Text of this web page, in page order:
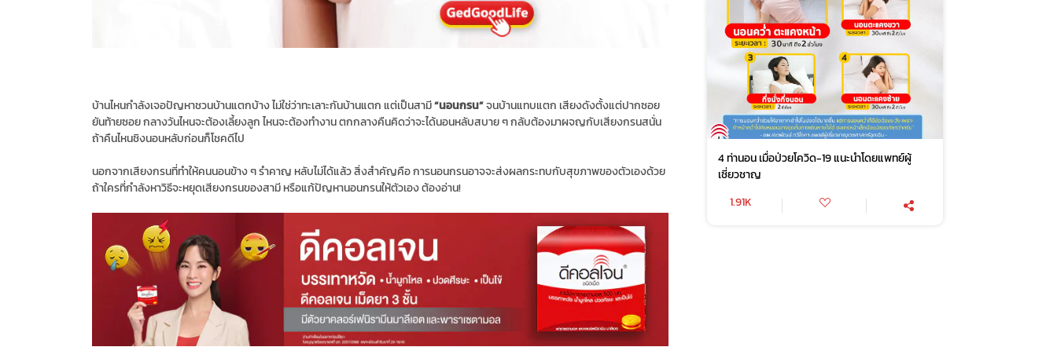
บ้านไหนกำลังเจอปัญหาชวนบ้านแตกบ้าง ไม่ใช่ว่าทะเลาะกันบ้านแตก แต่เป็นสามี“นอนกรน”จนบ้านแทบแตก เสียงดังตั้งแต่ปากซอย
ยันท้ายซอย กลางวันไหนจะต้องเลี้ยงลูก ไหนจะต้องทำงาน ตกกลางคืนคิดว่าจะได้นอนหลับสบาย ๆ กลับต้องมาผจญกับเสียงกรนสนั่น
ถ้าคืนไหนชิงนอนหลับก่อนก็โชคดีไป
นอกจากเสียงกรนที่ทำให้คนนอนข้าง ๆ รำคาญ หลับไม่ได้แล้ว สิ่งสำคัญคือ การนอนกรนอาจจะส่งผลกระทบกับสุขภาพของตัวเองด้วย
ถ้าใครที่กำลังหาวิธีจะหยุดเสียงกรนของสามี หรือแก้ปัญหานอนกรนให้ตัวเอง ต้องอ่าน!
4 ท่านอน เมื่อป่วยโควิด-19 แนะนำโดยแพทย์ผู้
เชี่ยวชาญ
1.91K